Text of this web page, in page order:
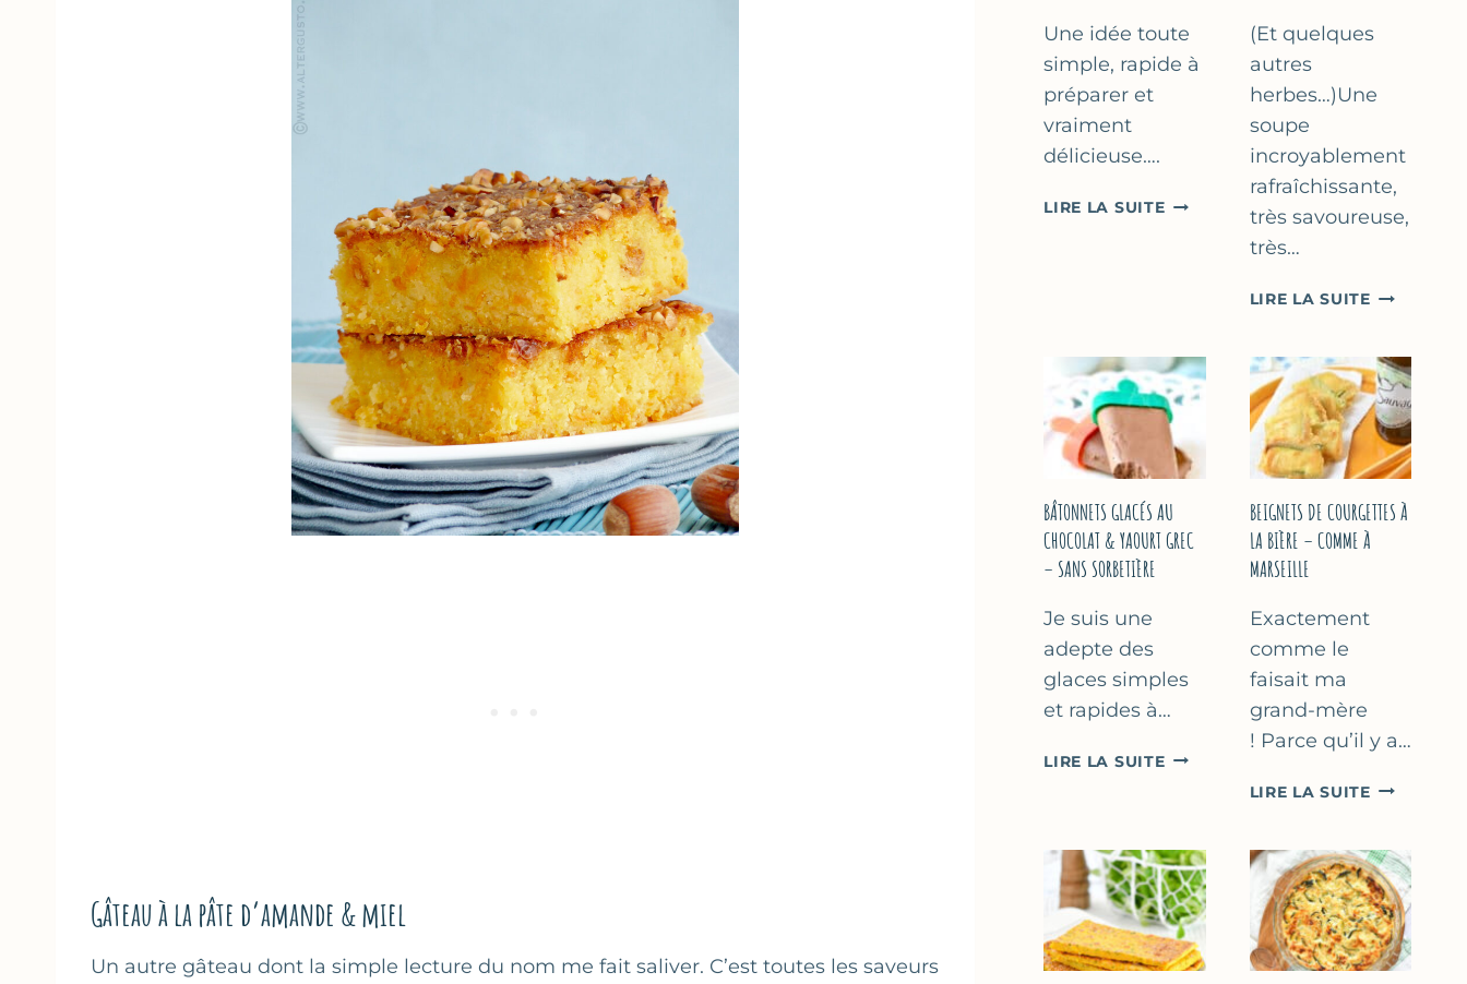
Gâteau à la pâte d’amande & miel
Un autre gâteau dont la simple lecture du nom me fait saliver. C’est toutes les saveurs
Une idée toute
simple, rapide à
préparer et
vraiment
délicieuse….
LIRE LA SUITEABRICOTS
&
FLEUR
D’ORANGER
(Et quelques
autres
herbes…)Une
soupe
incroyablement
rafraîchissante,
très savoureuse,
très…
LIRE LA SUITESOUPE
AU
CITRON
&
BASILIC
BÂTONNETS GLACÉS AU
CHOCOLAT & YAOURT GREC
– SANS SORBETIÈRE
Je suis une
adepte des
glaces simples
et rapides à…
LIRE LA SUITEBÂTONNETS
&
YAOURT
GREC
–
SANS
BEIGNETS DE COURGETTES À
LA BIÈRE – COMME À
MARSEILLE
Exactement
comme le
faisait ma
grand-mère
! Parce qu’il y a…
LIRE LA SUITEBEIGNETS
À
LA
BIÈRE
–
COMME